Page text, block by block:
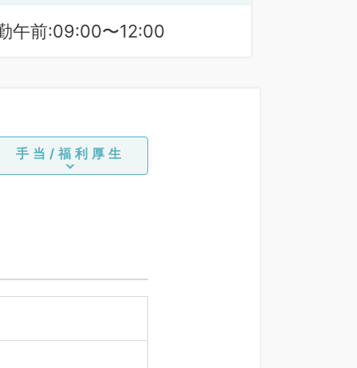
午前:09:00〜12:00
手当/福利厚生